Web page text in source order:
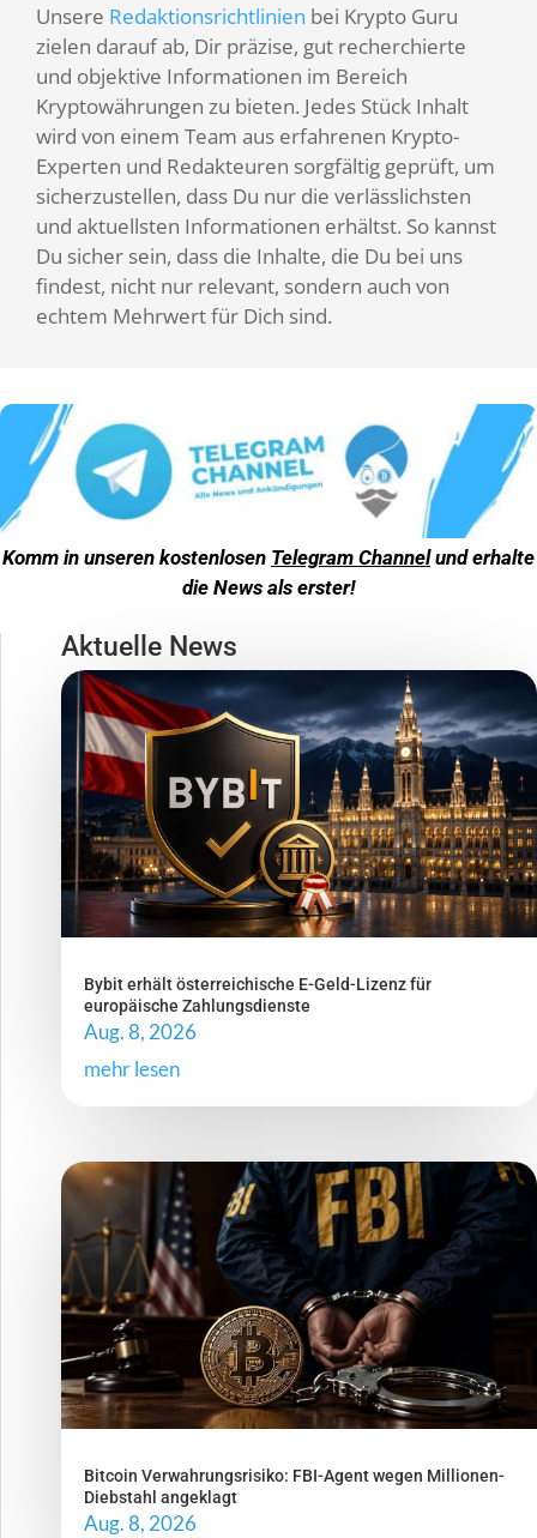
Unsere Redaktionsrichtlinien bei Krypto Guru
zielen darauf ab, Dir präzise, gut recherchierte
und objektive Informationen im Bereich
Kryptowährungen zu bieten. Jedes Stück Inhalt
wird von einem Team aus erfahrenen Krypto-
Experten und Redakteuren sorgfältig geprüft, um
sicherzustellen, dass Du nur die verlässlichsten
und aktuellsten Informationen erhältst. So kannst
Du sicher sein, dass die Inhalte, die Du bei uns
findest, nicht nur relevant, sondern auch von
echtem Mehrwert für Dich sind.
Komm in unseren kostenlosen Telegram Channelund erhalte
die News als erster!
Aktuelle News
Bybit erhält österreichische E-Geld-Lizenz für
europäische Zahlungsdienste
Aug. 8, 2026
mehr lesen
Bitcoin Verwahrungsrisiko: FBI-Agent wegen Millionen-
Diebstahl angeklagt
Aug. 8, 2026